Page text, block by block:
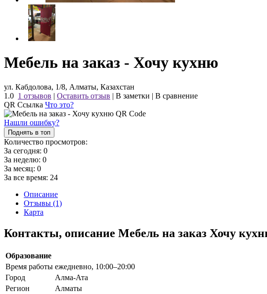
Мебель на заказ - Хочу кухню
ул. Кабдолова, 1/8, Алматы, Казахстан
1.0 1 отзывов | Оставить отзыв | В заметки | В сравнение
QR Ссылка Что это?
Нашли ошибку?
Поднять в топ
Количество просмотров:
За сегодня: 0
За неделю: 0
За месяц: 0
За все время: 24
Описание
Отзывы (1)
Карта
Контакты, описание Мебель на заказ Хочу
Образование
Время работы ежедневно, 10:00–20:00
Город
Алма-Ата
Регион
Алматы